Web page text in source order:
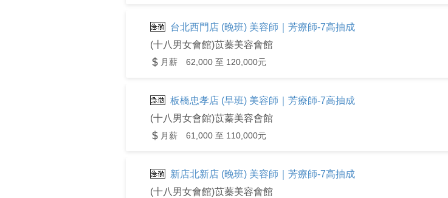
台北西門店 (晚班) 美容師｜芳療師-7高抽成
(十八男女會館)苡蓁美容會館
月薪 62,000 至 120,000元
板橋忠孝店 (早班) 美容師｜芳療師-7高抽成
(十八男女會館)苡蓁美容會館
月薪 61,000 至 110,000元
新店北新店 (晚班) 美容師｜芳療師-7高抽成
(十八男女會館)苡蓁美容會館